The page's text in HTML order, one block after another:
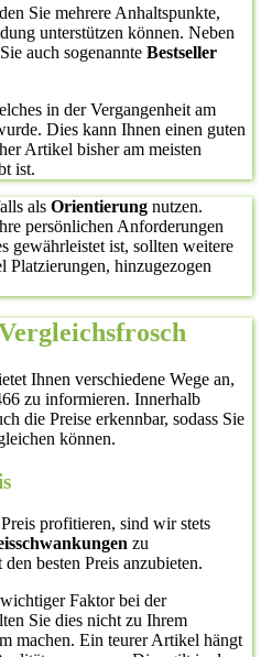
Sie mehrere Anhaltspunkte,
unterstützen können. Neben
auch sogenannte Bestseller
in der Vergangenheit am
Dies kann Ihnen einen guten
Artikel bisher am meisten
ist.
als Orientierung nutzen.
persönlichen Anforderungen
gewährleistet ist, sollten weitere
hinzugezogen
Ihnen verschiedene Wege an,
zu informieren. Innerhalb
die Preise erkennbar, sodass Sie
können.
profitieren, sind wir stets
zu
besten Preis anzubieten.
Faktor bei der
Sie dies nicht zu Ihrem
machen. Ein teurer Artikel hängt